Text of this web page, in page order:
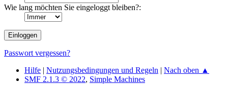
Wie lang möchten Sie eingeloggt bleiben?:
Passwort vergessen?
Hilfe | Nutzungsbedingungen und Regeln | Nach oben ▲
SMF 2.1.3 © 2022, Simple Machines